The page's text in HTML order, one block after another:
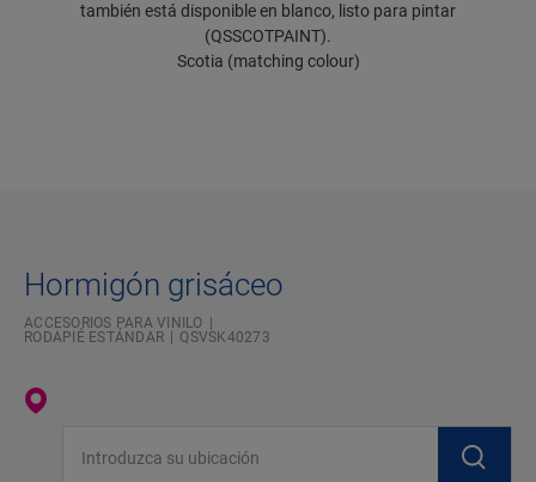
también está disponible en blanco, listo para pintar
(QSSCOTPAINT).
Scotia (matching colour)
Hormigón grisáceo
ACCESORIOS PARA VINILO
RODAPIÉ ESTÁNDAR
QSVSK40273